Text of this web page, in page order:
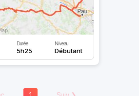
Durée
5h25
Niveau
Débutant